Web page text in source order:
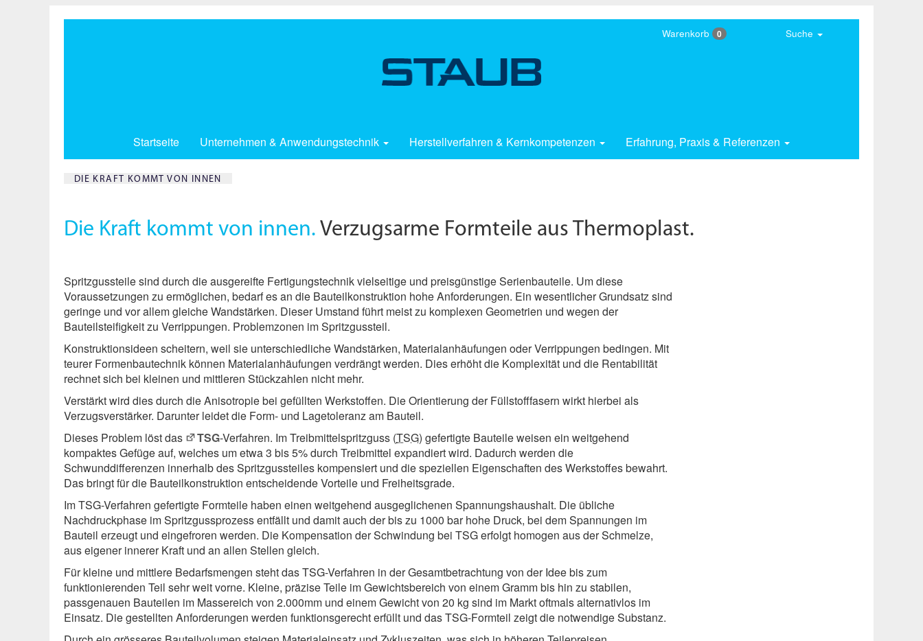
Startseite Unternehmen & Anwendungstechnik Herstellverfahren & Kernkompetenzen Erfahrung, Praxis & Referenzen
Warenkorb 0 Suche
DIE KRAFT KOMMT VON INNEN
Die Kraft kommt von innen. Verzugsarme Formteile aus Thermoplast.
Spritzgussteile sind durch die ausgereifte Fertigungs­technik vielseitige und preisgünstige Serienbauteile. Um diese
Voraussetzungen zu ermöglichen, bedarf es an die Bauteilkonstruktion hohe Anforderungen. Ein wesentlicher Grundsatz sind
geringe und vor allem gleiche Wandstärken. Dieser Umstand führt meist zu komplexen Geometrien und wegen der
Bauteilsteifigkeit zu Verrippungen. Problemzonen im Spritzgussteil.
Konstruktionsideen scheitern, weil sie unterschiedliche Wandstärken, Materialanhäufungen oder Verrippungen bedingen. Mit
teurer Formenbautechnik können Materialanhäufungen verdrängt werden. Dies erhöht die Komplexität und die Rentabilität
rechnet sich bei kleinen und mittleren Stückzahlen nicht mehr.
Verstärkt wird dies durch die Anisotropie bei gefüllten Werkstoffen. Die Orientierung der Füllstofffasern wirkt hierbei als
Verzugsverstärker. Darunter leidet die Form- und Lagetoleranz am Bauteil.
Dieses Problem löst das
TSG-Verfahren. Im Treibmittelspritzguss (TSG) gefertigte Bauteile weisen ein weitgehend
kompaktes Gefüge auf, welches um etwa 3 bis 5% durch Treibmittel expandiert wird. Dadurch werden die
Schwunddifferenzen innerhalb des Spritzgussteiles kompensiert und die speziellen Eigenschaften des Werkstoffes bewahrt.
Das bringt für die Bauteilkonstruktion entscheidende Vorteile und Freiheitsgrade.
Im TSG-Verfahren gefertigte Formteile haben einen weitgehend ausgeglichenen Spannungshaushalt. Die übliche
Nachdruckphase im Spritzgussprozess entfällt und damit auch der bis zu 1000 bar hohe Druck, bei dem Spannungen im
Bauteil erzeugt und eingefroren werden. Die Kompensation der Schwindung bei TSG erfolgt homogen aus der Schmelze,
aus eigener innerer Kraft und an allen Stellen gleich.
Für kleine und mittlere Bedarfsmengen steht das TSG-Verfahren in der Gesamtbetrachtung von der Idee bis zum
funktionierenden Teil sehr weit vorne. Kleine, präzise Teile im Gewichtsbereich von einem Gramm bis hin zu stabilen,
passgenauen Bauteilen im Massereich von 2.000mm und einem Gewicht von 20 kg sind im Markt oftmals alternativlos im
Einsatz. Die gestellten Anforderungen werden funktionsgerecht erfüllt und das TSG-Formteil zeigt die notwendige Substanz.